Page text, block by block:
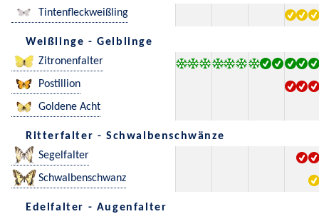
Tintenfleckweißling
Weißlinge - Gelblinge
Zitronenfalter
Postillion
Goldene Acht
Ritterfalter - Schwalbenschwänze
Segelfalter
Schwalbenschwanz
Edelfalter - Augenfalter